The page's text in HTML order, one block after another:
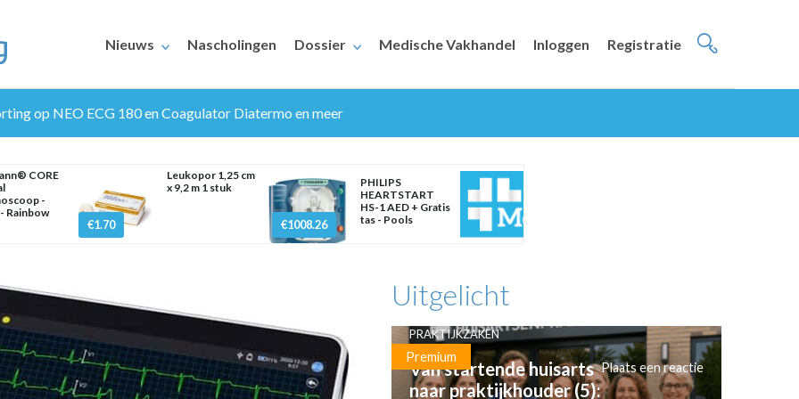
Nieuws Nascholingen Dossier Medische Vakhandel Inloggen Registratie
op NEO ECG 180 en Coagulator Diatermo en meer
CORE
-
Rainbow
€1.70
Leukopor 1,25 cm
x 9,2 m 1 stuk
€1008.26
PHILIPS
HEARTSTART
HS-1 AED + Gratis
tas - Pools
Uitgelicht
Premium
PRAKTIJKZAKEN
Van startende huisarts
naar praktijkhouder (5):
Plaats een reactie